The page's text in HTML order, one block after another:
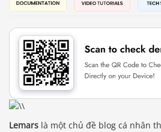
Lemars là một chủ đề blog cá nhân